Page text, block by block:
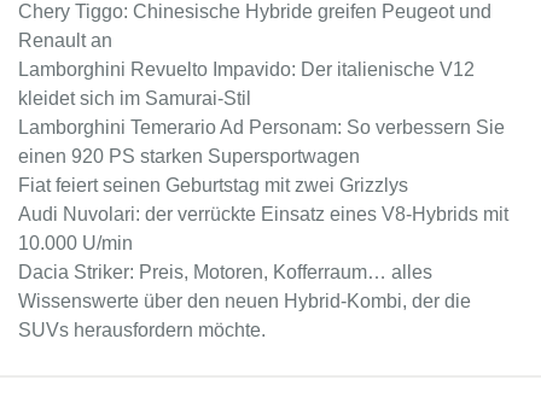
Chery Tiggo: Chinesische Hybride greifen Peugeot und
Renault an
Lamborghini Revuelto Impavido: Der italienische V12
kleidet sich im Samurai-Stil
Lamborghini Temerario Ad Personam: So verbessern Sie
einen 920 PS starken Supersportwagen
Fiat feiert seinen Geburtstag mit zwei Grizzlys
Audi Nuvolari: der verrückte Einsatz eines V8-Hybrids mit
10.000 U/min
Dacia Striker: Preis, Motoren, Kofferraum… alles
Wissenswerte über den neuen Hybrid-Kombi, der die
SUVs herausfordern möchte.